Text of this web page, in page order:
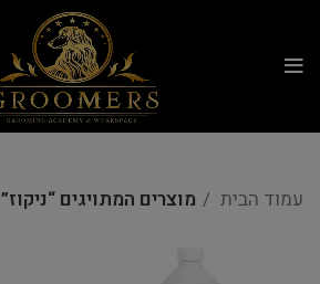
עמוד הבית מוצרים המתויגים “ניקוז”